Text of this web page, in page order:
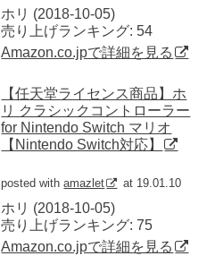
ホリ (2018-10-05)
売り上げランキング: 54
Amazon.co.jpで詳細を見る
【任天堂ライセンス商品】ホ
リ クラシックコントローラー
for Nintendo Switch マリオ
【Nintendo Switch対応】
posted withamazlet at 19.01.10
ホリ (2018-10-05)
売り上げランキング: 75
Amazon.co.jpで詳細を見る